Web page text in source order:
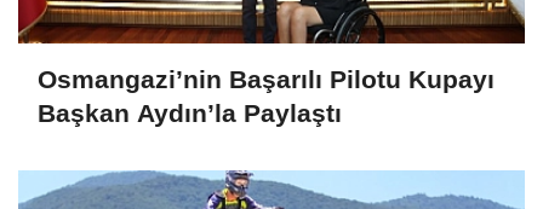
Osmangazi’nin Başarılı Pilotu Kupayı
Başkan Aydın’la Paylaştı